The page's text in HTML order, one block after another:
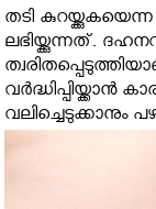
തടി
ലഭിയ്ക്കുന്നത്.
വലിച്ചെടുക്കാനും